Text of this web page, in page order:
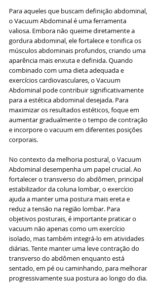
Para aqueles que buscam definição abdominal,
o Vacuum Abdominal é uma ferramenta
valiosa. Embora não queime diretamente a
gordura abdominal, ele fortalece e tonifica os
músculos abdominais profundos, criando uma
aparência mais enxuta e definida. Quando
combinado com uma dieta adequada e
exercícios cardiovasculares, o Vacuum
Abdominal pode contribuir significativamente
para a estética abdominal desejada. Para
maximizar os resultados estéticos, foque em
aumentar gradualmente o tempo de contração
e incorpore o vacuum em diferentes posições
corporais.
No contexto da melhoria postural, o Vacuum
Abdominal desempenha um papel crucial. Ao
fortalecer o transverso do abdômen, principal
estabilizador da coluna lombar, o exercício
ajuda a manter uma postura mais ereta e
reduz a tensão na região lombar. Para
objetivos posturais, é importante praticar o
vacuum não apenas como um exercício
isolado, mas também integrá-lo em atividades
diárias. Tente manter uma leve contração do
transverso do abdômen enquanto está
sentado, em pé ou caminhando, para melhorar
progressivamente sua postura ao longo do dia.